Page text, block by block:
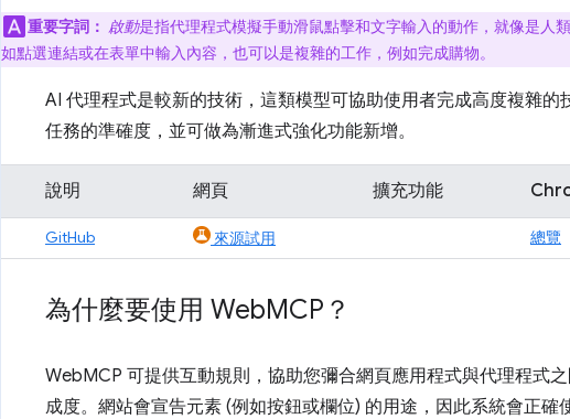
重要字詞： 啟動是指代理程式模擬手動滑鼠點擊和文字輸入的動作，就像是人
如點選連結或在表單中輸入內容，也可以是複雜的工作，例如完成購物。
AI 代理程式是較新的技術，這類模型可協助使用者完成高度複雜
任務的準確度，並可做為漸進式強化功能新增。
說明 網頁 擴充功能
GitHub 來源試用 總覽
為什麼要使用 WebMCP？
WebMCP 可提供互動規則，協助您彌合網頁應用程式與代理程式
成度。網站會宣告元素 (例如按鈕或欄位) 的用途，因此系統會正